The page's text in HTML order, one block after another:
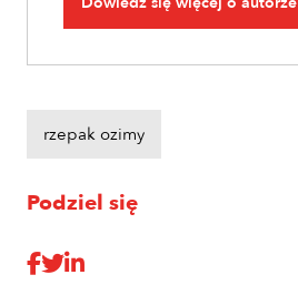
rzepak ozimy
Podziel się